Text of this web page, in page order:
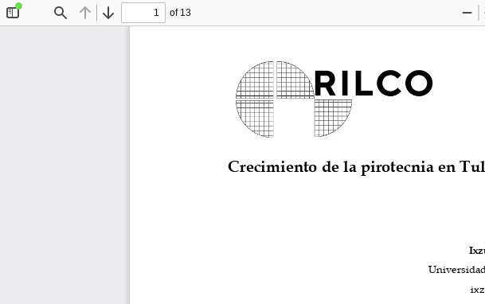
Find Previous
Next
of 13
Crecimiento de la pirotecnia en